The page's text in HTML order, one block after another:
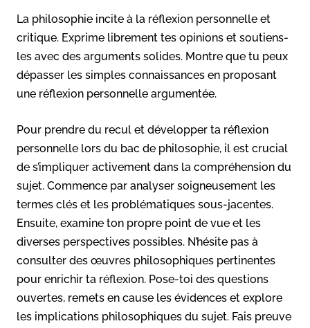
La philosophie incite à la réflexion personnelle et
critique. Exprime librement tes opinions et soutiens-
les avec des arguments solides. Montre que tu peux
dépasser les simples connaissances en proposant
une réflexion personnelle argumentée.
Pour prendre du recul et développer ta réflexion
personnelle lors du bac de philosophie, il est crucial
de s’impliquer activement dans la compréhension du
sujet. Commence par analyser soigneusement les
termes clés et les problématiques sous-jacentes.
Ensuite, examine ton propre point de vue et les
diverses perspectives possibles. N’hésite pas à
consulter des œuvres philosophiques pertinentes
pour enrichir ta réflexion. Pose-toi des questions
ouvertes, remets en cause les évidences et explore
les implications philosophiques du sujet. Fais preuve